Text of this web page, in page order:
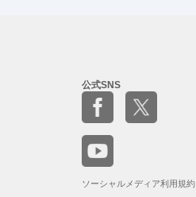
公式SNS
ソーシャルメディア利用規約